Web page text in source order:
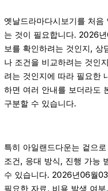
옛날드라마다시보기를 처
는 것이 필요합니다. 2026
보를 확인하려는 것인지, 상
나 조건을 비교하려는 것인
려는 것인지에 따라 필요한
하면 여러 안내를 보더라도
구분할 수 있습니다.
특히 아일랜드다운는 겉으
조건, 응대 방식, 진행 가능
수 있습니다. 2026년06월
필요한 자료, 비용 발생 여